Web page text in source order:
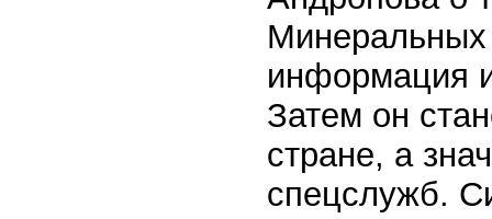
Минеральных
информация
Затем он
стране, а
спецслужб.